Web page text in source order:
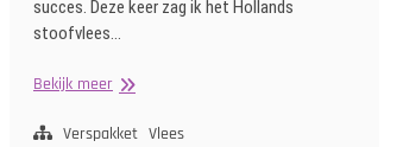
ontbijtspek rode
succes. Deze keer zag ik het Hollands
stoofvlees…
Bekijk meerHollands
Verspakket Vlees